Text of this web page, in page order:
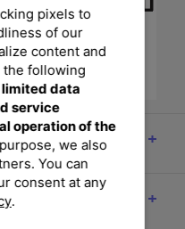
pixels to
of our
content and
the following
data
service
operation of the
we also
You can
consent at any
.